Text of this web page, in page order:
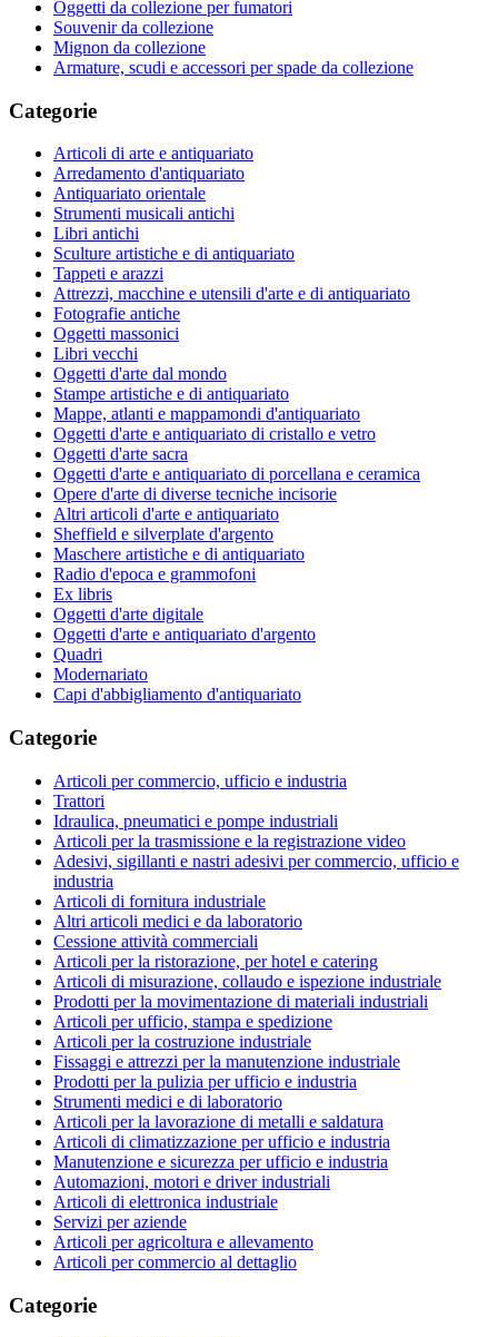
Oggetti da collezione per fumatori
Souvenir da collezione
Mignon da collezione
Armature, scudi e accessori per spade da collezione
Categorie
Articoli di arte e antiquariato
Arredamento d'antiquariato
Antiquariato orientale
Strumenti musicali antichi
Libri antichi
Sculture artistiche e di antiquariato
Tappeti e arazzi
Attrezzi, macchine e utensili d'arte e di antiquariato
Fotografie antiche
Oggetti massonici
Libri vecchi
Oggetti d'arte dal mondo
Stampe artistiche e di antiquariato
Mappe, atlanti e mappamondi d'antiquariato
Oggetti d'arte e antiquariato di cristallo e vetro
Oggetti d'arte sacra
Oggetti d'arte e antiquariato di porcellana e ceramica
Opere d'arte di diverse tecniche incisorie
Altri articoli d'arte e antiquariato
Sheffield e silverplate d'argento
Maschere artistiche e di antiquariato
Radio d'epoca e grammofoni
Ex libris
Oggetti d'arte digitale
Oggetti d'arte e antiquariato d'argento
Quadri
Modernariato
Capi d'abbigliamento d'antiquariato
Categorie
Articoli per commercio, ufficio e industria
Trattori
Idraulica, pneumatici e pompe industriali
Articoli per la trasmissione e la registrazione video
Adesivi, sigillanti e nastri adesivi per commercio, ufficio e
industria
Articoli di fornitura industriale
Altri articoli medici e da laboratorio
Cessione attività commerciali
Articoli per la ristorazione, per hotel e catering
Articoli di misurazione, collaudo e ispezione industriale
Prodotti per la movimentazione di materiali industriali
Articoli per ufficio, stampa e spedizione
Articoli per la costruzione industriale
Fissaggi e attrezzi per la manutenzione industriale
Prodotti per la pulizia per ufficio e industria
Strumenti medici e di laboratorio
Articoli per la lavorazione di metalli e saldatura
Articoli di climatizzazione per ufficio e industria
Manutenzione e sicurezza per ufficio e industria
Automazioni, motori e driver industriali
Articoli di elettronica industriale
Servizi per aziende
Articoli per agricoltura e allevamento
Articoli per commercio al dettaglio
Categorie